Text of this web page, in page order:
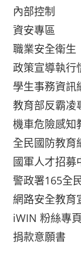
內部控制
資安專區
職業安全衛生
政策宣導執行
學生事務資訊
教育部反霸凌
機車危險感知
全民國防教育
國軍人才招募
警政署165全
網路安全教育
iWIN 粉絲專頁
捐款意願書